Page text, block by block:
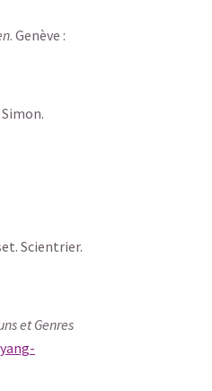
. Genève :
Scientrier.
et Genres